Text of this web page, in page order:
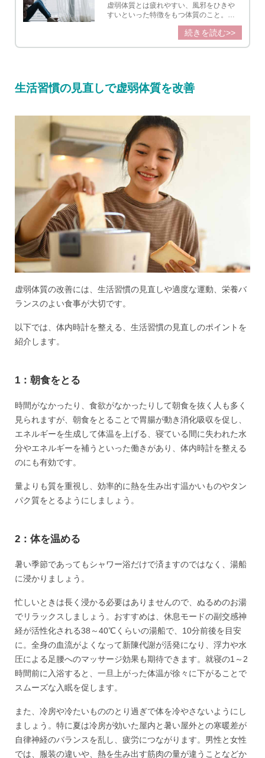
虚弱体質とは疲れやすい、風邪をひきや
すいといった特徴をもつ体質のこと。生
まれつきの体質だけでなく、日々の生活
習慣が大きく影響しています。改善のポ
続きを読む>>
生活習慣の見直しで虚弱体質を改善
虚弱体質の改善には、生活習慣の見直しや適度な運動、栄養バ
ランスのよい食事が大切です。
以下では、体内時計を整える、生活習慣の見直しのポイントを
紹介します。
1：朝食をとる
時間がなかったり、食欲がなかったりして朝食を抜く人も多く
見られますが、朝食をとることで胃腸が動き消化吸収を促し、
エネルギーを生成して体温を上げる、寝ている間に失われた水
分やエネルギーを補うといった働きがあり、体内時計を整える
のにも有効です。
量よりも質を重視し、効率的に熱を生み出す温かいものやタン
パク質をとるようにしましょう。
2：体を温める
暑い季節であってもシャワー浴だけで済ますのではなく、湯船
に浸かりましょう。
忙しいときは長く浸かる必要はありませんので、ぬるめのお湯
でリラックスしましょう。おすすめは、休息モードの副交感神
経が活性化される38～40℃くらいの湯船で、10分前後を目安
に。全身の血流がよくなって新陳代謝が活発になり、浮力や水
圧による足腰へのマッサージ効果も期待できます。就寝の1～2
時間前に入浴すると、一旦上がった体温が徐々に下がることで
スムーズな入眠を促します。
また、冷房や冷たいもののとり過ぎで体を冷やさないようにし
ましょう。特に夏は冷房が効いた屋内と暑い屋外との寒暖差が
自律神経のバランスを乱し、疲労につながります。男性と女性
では、服装の違いや、熱を生み出す筋肉の量が違うことなどか